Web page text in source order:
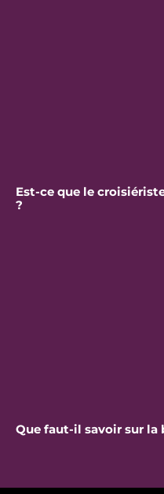
Est-ce que le
?
Que faut-il savoir sur la